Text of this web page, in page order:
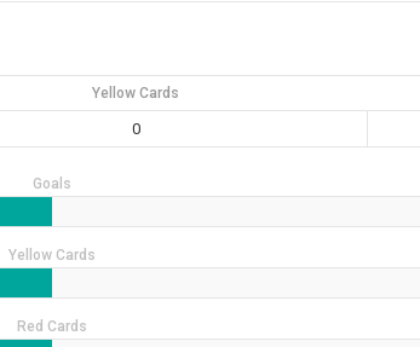
Yellow Cards
0
Goals
Yellow Cards
Red Cards